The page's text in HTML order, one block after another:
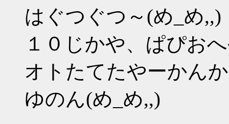
はぐつぐつ～(め_め,,)
１０じかや、ぱぴお
オトたてたやーかん
ゆのん(め_め,,)